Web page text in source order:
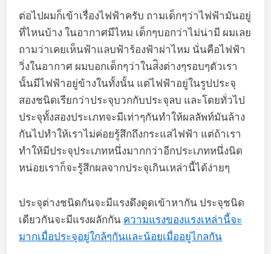
ต่อไปผมก็เข้าเรื่องไฟฟ้าครับ ถามเด็กๆว่าไฟฟ้ามันอยู่
ที่ไหนบ้าง ในอากาศมีไหม เด็กๆบอกว่าไม่น่ามี ผมเลย
ถามว่าเคยเห็นฟ้าแลบฟ้าร้องฟ้าผ่าไหม นั่นคือไฟฟ้า
วิ่งในอากาศ ผมบอกเด็กๆว่าในส่ิงต่างๆรอบๆตัวเรา
นั้นมีไฟฟ้าอยู่ข้างในทั้งนั้น แต่ไฟฟ้าอยู่ในรูปประจุ
สองชนิดเรียกว่าประจุบวกกับประจุลบ และโดยทั่วไป
ประจุทั้งสองประเภทจะมีเท่าๆกันทำให้ผลลัพท์มันล้าง
กันไปทำให้เราไม่ค่อยรู้สึกถึงกระแสไฟฟ้า แต่ถ้าเรา
ทำให้มีประจุประเภทหนึ่งมากกว่าอีกประเภทหนึ่งนิด
หน่อยเราก็จะรู้สึกผลจากประจุเกินเหล่านี้ได้ง่ายๆ
ประจุต่างชนิดกันจะมีแรงดึงดูดเข้าหากัน ประจุชนิด
เดียวกันจะมีแรงผลักกัน ความแรงของแรงเหล่านี้จะ
มากเมื่อประจุอยู่ใกล้ๆกันและน้อยเมื่ออยู่ไกลกัน